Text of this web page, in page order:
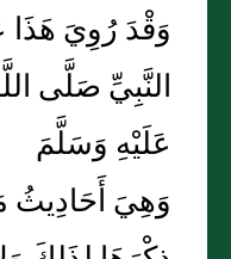
وَقْدَ رُوِيَ هَذَا
النَّبِيِّ صَلَّى
عَلَيْهِ وَسَلَّمَ
وَهِيَ